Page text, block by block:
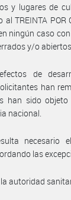
y lugares de
TREINTA POR
ningún caso con
y/o abiertos.
de
han
han sido
nacional.
necesario
las
autoridad